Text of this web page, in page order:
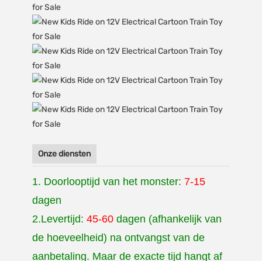
Onze diensten
1. Doorlooptijd van het monster: 7-15
dagen
2.Levertijd: 45-60 dagen (afhankelijk van
de hoeveelheid) na ontvangst van de
aanbetaling. Maar de exacte tijd hangt af